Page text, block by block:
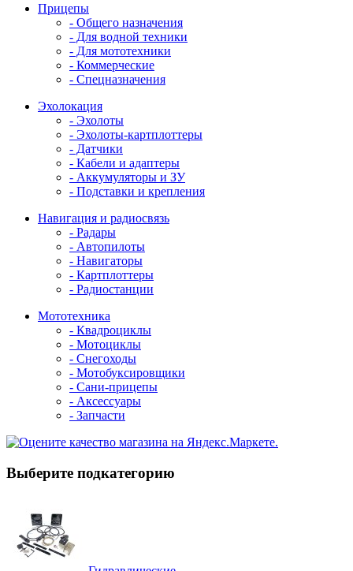
Прицепы
- Общего назначения
- Для водной техники
- Для мототехники
- Коммерческие
- Спецназначения
Эхолокация
- Эхолоты
- Эхолоты-картплоттеры
- Датчики
- Кабели и адаптеры
- Аккумуляторы и ЗУ
- Подставки и крепления
Навигация и радиосвязь
- Радары
- Автопилоты
- Навигаторы
- Картплоттеры
- Радиостанции
Мототехника
- Квадроциклы
- Мотоциклы
- Снегоходы
- Мотобуксировщики
- Сани-прицепы
- Аксессуары
- Запчасти
Выберите подкатегорию